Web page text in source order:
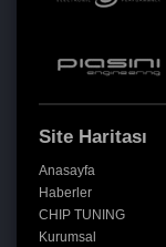
Site Haritası
Anasayfa
Haberler
CHIP TUNING
Kurumsal